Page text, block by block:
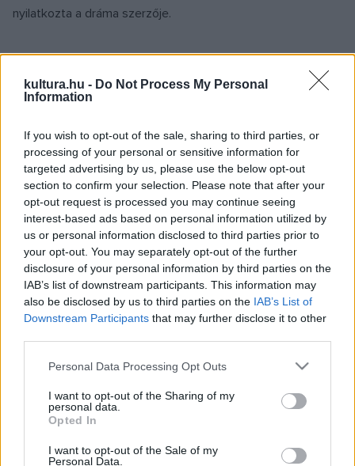
kultura.hu - Do Not Process My Personal
Information
If you wish to opt-out of the sale, sharing to third parties, or
processing of your personal or sensitive information for
targeted advertising by us, please use the below opt-out
section to confirm your selection. Please note that after your
opt-out request is processed you may continue seeing
interest-based ads based on personal information utilized by
us or personal information disclosed to third parties prior to
your opt-out. You may separately opt-out of the further
disclosure of your personal information by third parties on the
IAB’s list of downstream participants. This information may
also be disclosed by us to third parties on the IAB’s List of
Downstream Participants that may further disclose it to other
Please note that this website/app uses one or more Google
not limited to your visit or usage behaviour. You may click to
grant or deny consent to Google and its third-party tags to
use your data for below specified purposes in below Google
consent section.
Personal Data Processing Opt Outs
I want to opt-out of the Sharing of my
personal data.
Opted In
I want to opt-out of the Sale of my
Personal Data.
nyilatkozta a dráma szerzője.
?Nagyon szeret anya lenni. Nem egy elvakult orvos, aki éjjel-
nappal csak a kórházzal foglalkozik. Élete legkritikusabb
Belemenekülhetne a hivatásába, ha úgy érezné, hogy a
kórház a családja, de nem teszi, mert nem ilyen. A figura
mániás depressziós, amit a lánya is örökölt. Ez egy nagy
lelkiismereti ló, amit maga után kell húznia? ? Borbás Gabi
Ann Ross szerepéről, aki pszichiáteri mivolta mellett egy a
lányát frissen elvesztett anyát játszik.
Mark St. Germain: Istenek tanácsa
Fordította:Csáki Judit
Ann Ross:Borbás Gabi